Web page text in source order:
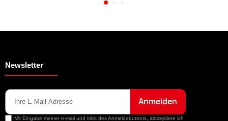
Newsletter
Anmelden
Mit Eingabe meiner e-mail und klick des Anmeldebuttons, aktzeptiere ich